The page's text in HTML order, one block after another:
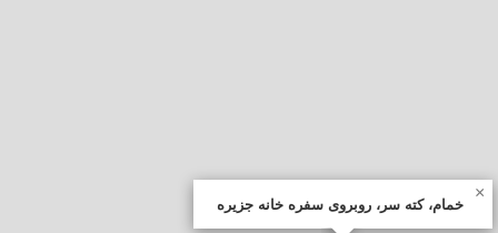
خمام، کته سر، روبروی سفره خانه جزیره
×